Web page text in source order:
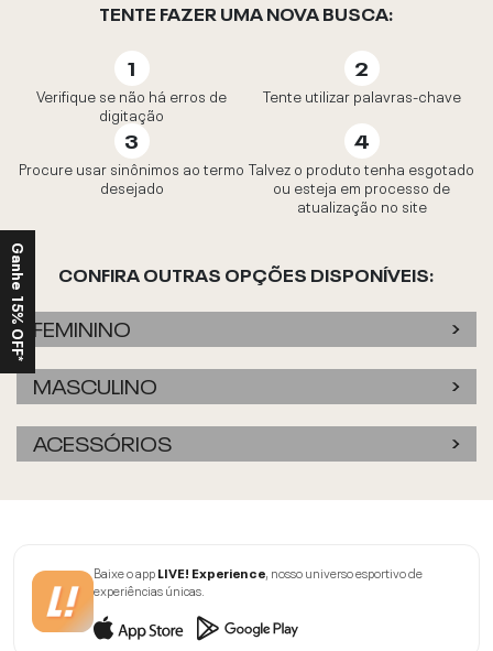
TENTE FAZER UMA NOVA BUSCA:
Verifique se não há erros de
digitação
Tente utilizar palavras-chave
Procure usar sinônimos ao termo
desejado
Talvez o produto tenha esgotado
ou esteja em processo de
atualização no site
CONFIRA OUTRAS OPÇÕES DISPONÍVEIS:
FEMININO
MASCULINO
ACESSÓRIOS
Baixe o appLIVE! Experience, nosso universo esportivo de
experiências únicas.
Ganhe 15% OFF*